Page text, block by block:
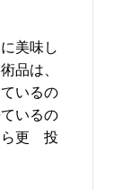
美味し
品は、
いるの
いるの
13:20:43投